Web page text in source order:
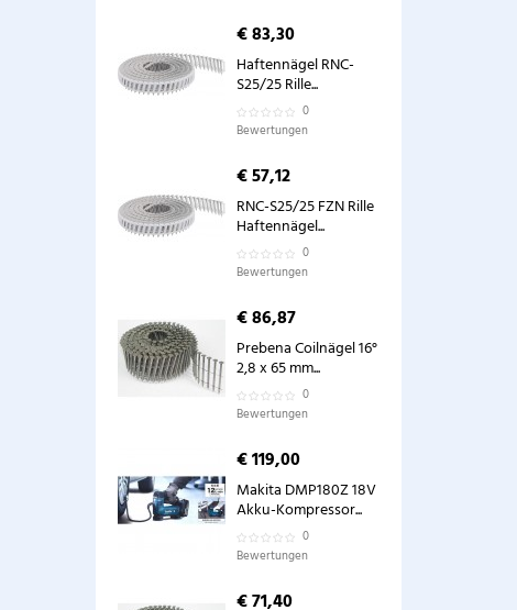
€ 83,30
Haftennägel RNC-
S25/25 Rille...
0
Bewertungen
€ 57,12
RNC-S25/25 FZN Rille
Haftennägel...
0
Bewertungen
€ 86,87
Prebena Coilnägel 16°
2,8 x 65 mm...
0
Bewertungen
€ 119,00
Makita DMP180Z 18V
Akku-Kompressor...
0
Bewertungen
€ 71,40